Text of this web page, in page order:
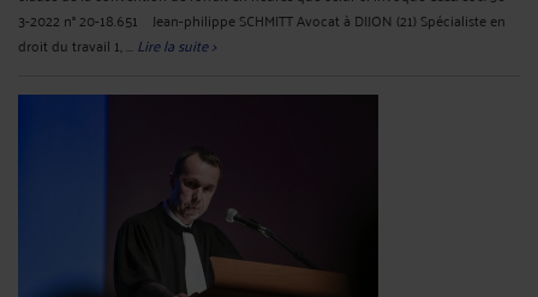
3-2022 n° 20-18.651 Jean-philippe SCHMITT Avocat à DIJON (21) Spécialiste en
droit du travail 1, ... Lire la suite >